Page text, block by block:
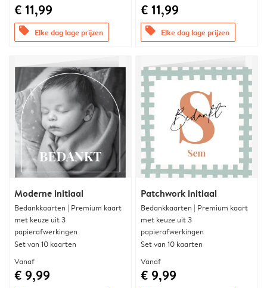
€ 11,99
offers Elke dag lage prijzen
€ 11,99
offers Elke dag lage prijzen
Moderne initiaal
Bedankkaarten | Premium kaart
met keuze uit 3
papierafwerkingen
Set van 10 kaarten
Vanaf
€ 9,99
Patchwork initiaal
Bedankkaarten | Premium kaart
met keuze uit 3
papierafwerkingen
Set van 10 kaarten
Vanaf
€ 9,99